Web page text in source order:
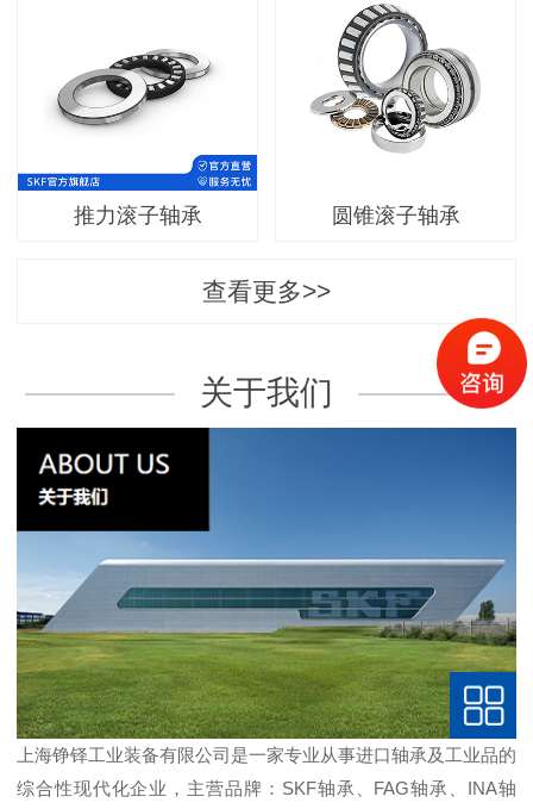
推力滚子轴承 圆锥滚子轴承
查看更多>>
关于我们
上海铮铎工业装备有限公司是一家专业从事进口轴承及工业品的
综合性现代化企业，主营品牌：SKF轴承、FAG轴承、INA轴